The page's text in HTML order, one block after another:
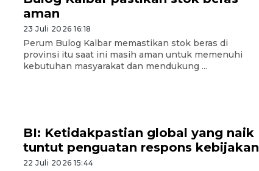
aman
23 Juli 2026 16:18
Perum Bulog Kalbar memastikan stok beras di
provinsi itu saat ini masih aman untuk memenuhi
kebutuhan masyarakat dan mendukung ...
BI: Ketidakpastian global yang naik
tuntut penguatan respons kebijakan
22 Juli 2026 15:44